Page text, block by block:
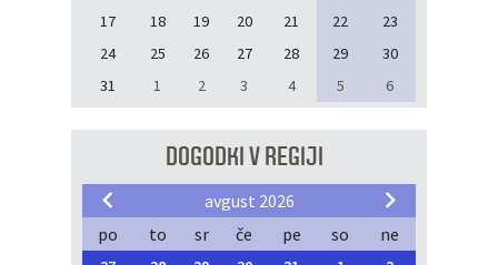
17
18 19 20 21 22
23
24
25 26 27 28 29
30
31
1 2 3 4 5 6
DOGODKI V REGIJI
avgust 2026
po
to sr če pe so ne